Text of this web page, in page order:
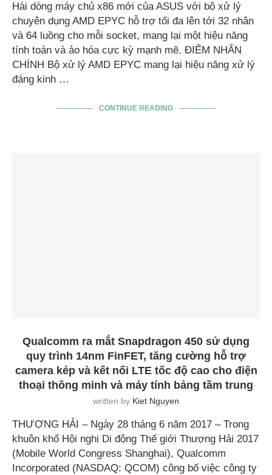
Hài dòng máy chủ x86 mới của ASUS với bộ xử lý
chuyên dụng AMD EPYC hỗ trợ tối đa lên tới 32 nhân
và 64 luồng cho mỗi socket, mang lại một hiệu năng
tính toán và ảo hóa cực kỳ mạnh mẽ. ĐIỂM NHẤN
CHÍNH Bộ xử lý AMD EPYC mang lại hiệu năng xử lý
đáng kinh …
CONTINUE READING
Qualcomm ra mắt Snapdragon 450 sử dụng
quy trình 14nm FinFET, tăng cường hỗ trợ
camera kép và kết nối LTE tốc độ cao cho điện
thoại thông minh và máy tính bảng tầm trung
written by Kiet Nguyen
THƯỢNG HẢI – Ngày 28 tháng 6 năm 2017 – Trong
khuôn khổ Hội nghị Di động Thế giới Thượng Hải 2017
(Mobile World Congress Shanghai), Qualcomm
Incorporated (NASDAQ: QCOM) công bố việc công ty